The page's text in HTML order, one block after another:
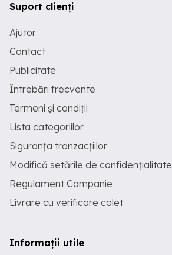
Suport clienți
Ajutor
Contact
Publicitate
Întrebări frecvente
Termeni și condiții
Lista categoriilor
Siguranța tranzacțiilor
Modifică setările de confidențialitate
Regulament Campanie
Livrare cu verificare colet
Informații utile